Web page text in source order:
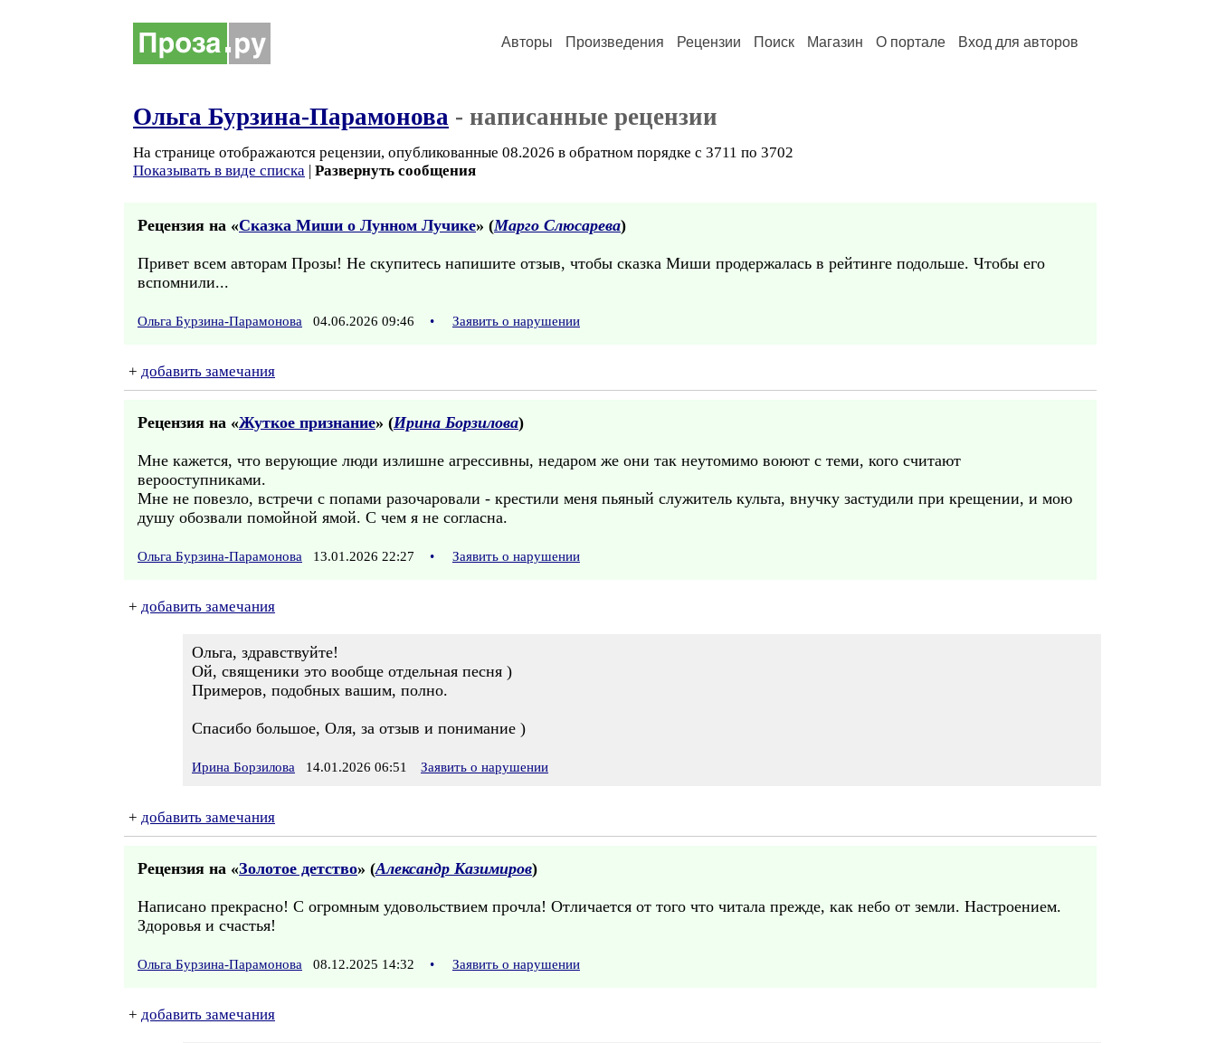
Авторы Произведения Рецензии Поиск Магазин О портале Вход для авторов
Ольга Бурзина-Парамонова - написанные рецензии
На странице отображаются рецензии, опубликованные 08.2026 в обратном порядке с 3711 по 3702
Показывать в виде списка | Развернуть сообщения
Рецензия на «Сказка Миши о Лунном Лучике» (Марго Слюсарева)
Привет всем авторам Прозы! Не скупитесь напишите отзыв, чтобы сказка Миши продержалась в рейтинге подольше. Чтобы его
вспомнили...
Ольга Бурзина-Парамонова 04.06.2026 09:46 • Заявить о нарушении
+ добавить замечания
Рецензия на «Жуткое признание» (Ирина Борзилова)
Мне кажется, что верующие люди излишне агрессивны, недаром же они так неутомимо воюют с теми, кого считают
верооступниками.
Мне не повезло, встречи с попами разочаровали - крестили меня пьяный служитель культа, внучку застудили при крещении, и мою
душу обозвали помойной ямой. С чем я не согласна.
Ольга Бурзина-Парамонова 13.01.2026 22:27 • Заявить о нарушении
+ добавить замечания
Ольга, здравствуйте!
Ой, священики это вообще отдельная песня )
Примеров, подобных вашим, полно.
Спасибо большое, Оля, за отзыв и понимание )
Ирина Борзилова 14.01.2026 06:51 Заявить о нарушении
+ добавить замечания
Рецензия на «Золотое детство» (Александр Казимиров)
Написано прекрасно! С огромным удовольствием прочла! Отличается от того что читала прежде, как небо от земли. Настроением.
Здоровья и счастья!
Ольга Бурзина-Парамонова 08.12.2025 14:32 • Заявить о нарушении
+ добавить замечания